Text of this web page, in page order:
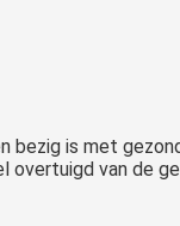
bezig is met
overtuigd van de